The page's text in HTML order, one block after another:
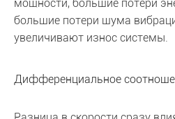
мощности, большие потери
большие потери шума
увеличивают износ системы.
Дифференциальное